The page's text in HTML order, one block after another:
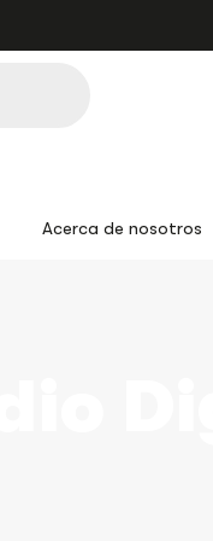
Acerca de nosotros